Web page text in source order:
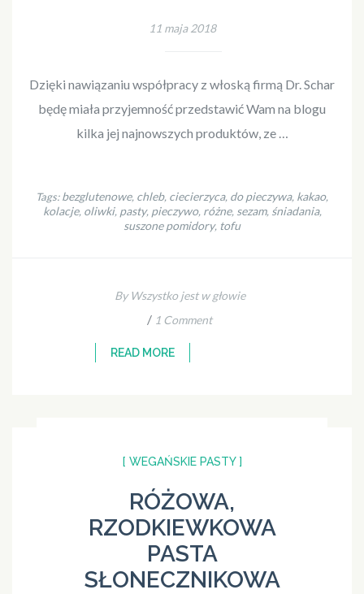
11 maja 2018
Dzięki nawiązaniu współpracy z włoską firmą Dr. Schar
będę miała przyjemność przedstawić Wam na blogu
kilka jej najnowszych produktów, ze …
Tags:bezglutenowe, chleb, ciecierzyca, do pieczywa, kakao,
kolacje, oliwki, pasty, pieczywo, różne, sezam, śniadania,
suszone pomidory, tofu
By Wszystko jest w głowie
/ 1 Comment
READ MORE
[ WEGAŃSKIE PASTY ]
RÓŻOWA,
RZODKIEWKOWA
PASTA
SŁONECZNIKOWA